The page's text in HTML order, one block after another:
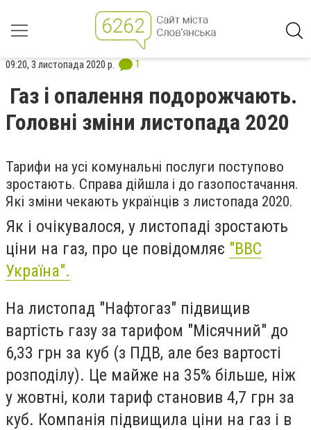
09:20, 3 листопада 2020 р. 1
Газ і опалення подорожчають.
Головні зміни листопада 2020
Тарифи на усі комунальні послуги поступово
зростають. Справа дійшла і до газопостачання.
Які зміни чекають українців з листопада 2020.
Як і очікувалося, у листопаді зростають
ціни на газ, про це повідомляє "BBC
Україна".
На листопад "Нафтогаз" підвищив
вартість газу за тарифом "Місячний" до
6,33 грн за куб (з ПДВ, але без вартості
розподілу). Це майже на 35% більше, ніж
у жовтні, коли тариф становив 4,7 грн за
куб. Компанія підвищила ціни на газ і в